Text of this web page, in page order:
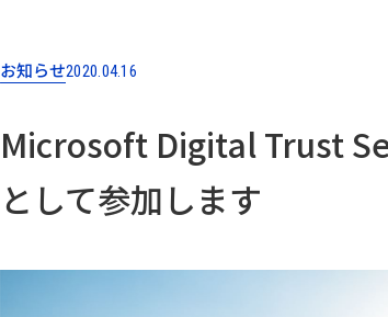
お知らせ2020.04.16
Microsoft Digital Trust
として参加します